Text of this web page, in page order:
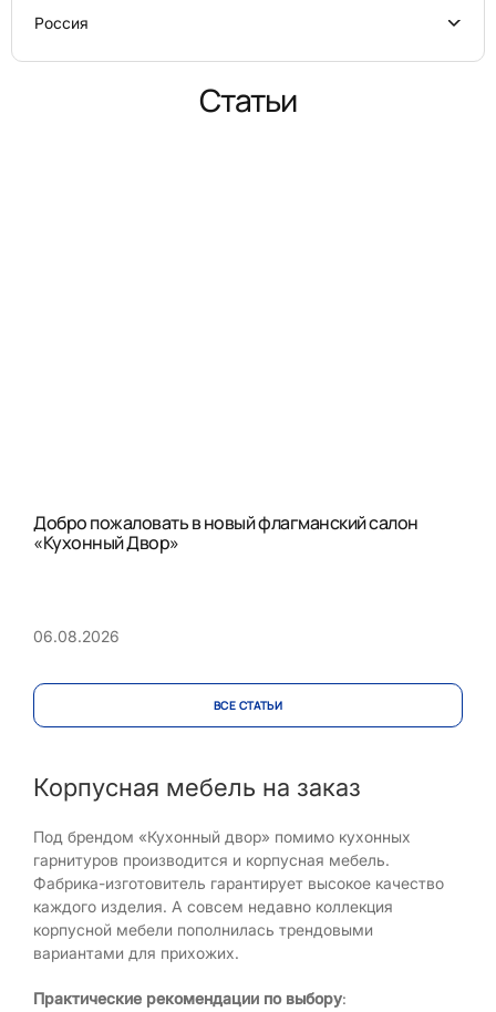
Россия
Статьи
Добро пожаловать в новый флагманский салон
«Кухонный Двор»
06.08.2026
ВСЕ CТАТЬИ
Корпусная мебель на заказ
Под брендом «Кухонный двор» помимо кухонных
гарнитуров производится и корпусная мебель.
Фабрика-изготовитель гарантирует высокое качество
каждого изделия. А совсем недавно коллекция
корпусной мебели пополнилась трендовыми
вариантами для прихожих.
Практические рекомендации по выбору: